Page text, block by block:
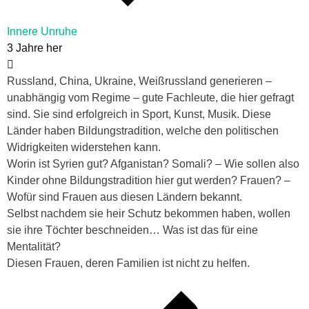
Innere Unruhe
3 Jahre her
Russland, China, Ukraine, Weißrussland generieren –
unabhängig vom Regime – gute Fachleute, die hier gefragt
sind. Sie sind erfolgreich in Sport, Kunst, Musik. Diese
Länder haben Bildungstradition, welche den politischen
Widrigkeiten widerstehen kann.
Worin ist Syrien gut? Afganistan? Somali? – Wie sollen also
Kinder ohne Bildungstradition hier gut werden? Frauen? –
Wofür sind Frauen aus diesen Ländern bekannt.
Selbst nachdem sie heir Schutz bekommen haben, wollen
sie ihre Töchter beschneiden… Was ist das für eine
Mentalität?
Diesen Frauen, deren Familien ist nicht zu helfen.